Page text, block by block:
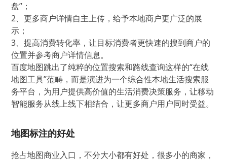
盘”；
2、更多商户详情自主上传，给予本地商户更广泛的展
示；
3、提高消费转化率，让目标消费者更快速的搜到商户的
位置并参考商户详情信息。
百度地图跳出了纯粹的位置搜索和路线查询这样的“在线
地图工具”范畴，而是演进为一个综合性本地生活搜索服
务平台，为用户提供高价值的生活消费决策服务，让移动
智能服务从线上线下相结合，让更多商户用户同时受益。
地图标注的好处
抢占地图商业入口，不分大小都有好处，很多小的商家，